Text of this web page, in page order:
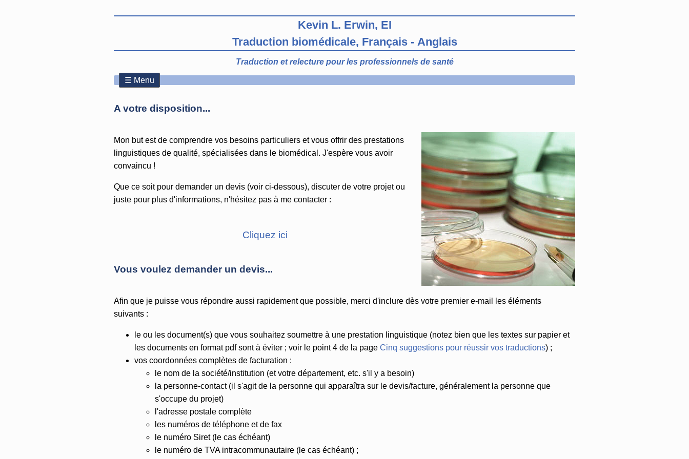
Kevin L. Erwin, EI
Traduction biomédicale, Français - Anglais
Traduction et relecture pour les professionnels de santé
A votre disposition...
Mon but est de comprendre vos besoins particuliers et vous offrir des prestations
linguistiques de qualité, spécialisées dans le biomédical. J'espère vous avoir
convaincu !
Que ce soit pour demander un devis (voir ci-dessous), discuter de votre projet ou
juste pour plus d'informations, n'hésitez pas à me contacter :
Cliquez ici
Vous voulez demander un devis...
Afin que je puisse vous répondre aussi rapidement que possible, merci d'inclure dès votre premier e-mail les éléments
suivants :
le ou les document(s) que vous souhaitez soumettre à une prestation linguistique (notez bien que les textes sur papier et
les documents en format pdf sont à éviter ; voir le point 4 de la page Cinq suggestions pour réussir vos traductions) ;
vos coordonnées complètes de facturation :
le nom de la société/institution (et votre département, etc. s'il y a besoin)
la personne-contact (il s'agit de la personne qui apparaîtra sur le devis/facture, généralement la personne que
s'occupe du projet)
l'adresse postale complète
les numéros de téléphone et de fax
le numéro Siret (le cas échéant)
le numéro de TVA intracommunautaire (le cas échéant) ;